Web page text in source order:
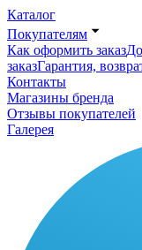
Каталог
Покупателям
Как оформить заказ
заказГарантия,
Контакты
Магазины бренда
Отзывы покупателей
Галерея